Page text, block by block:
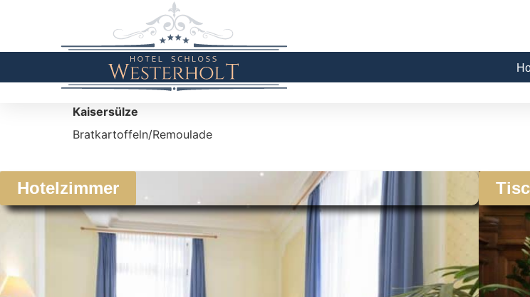
Kaisersülze
Bratkartoffeln/Remoulade
Hotelzimmer